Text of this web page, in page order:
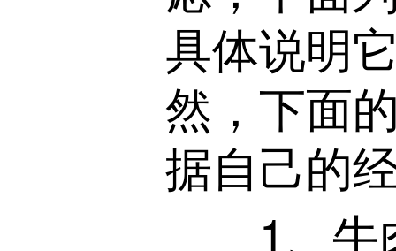
具体说明
然，下面
据自己的
1、牛肉